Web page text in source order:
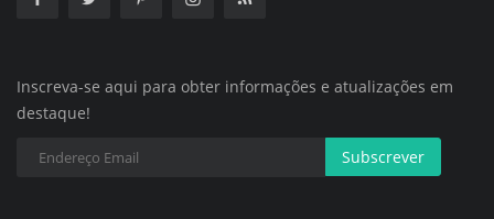
Inscreva-se aqui para obter informações e atualizações em
destaque!
Subscrever